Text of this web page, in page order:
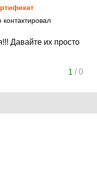
Давайте их просто
1 /0